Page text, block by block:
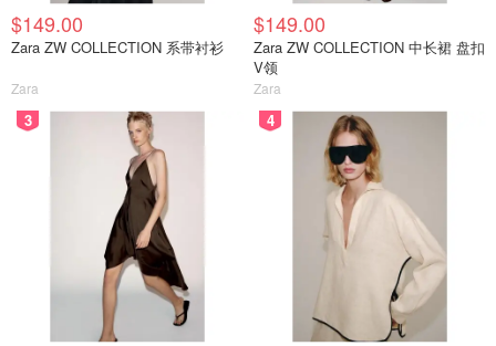
$149.00
Zara ZW COLLECTION 系带衬衫
Zara
$149.00
Zara ZW COLLECTION 中长裙 盘扣
V领
Zara
3 4